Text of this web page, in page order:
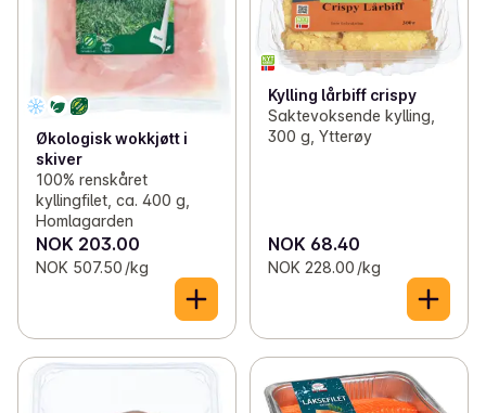
Økologisk wokkjøtt i
skiver
100% renskåret
kyllingfilet, ca. 400 g,
Homlagarden
NOK 203.00
NOK 507.50 /kg
Kylling lårbiff crispy
Saktevoksende kylling,
300 g, Ytterøy
NOK 68.40
NOK 228.00 /kg